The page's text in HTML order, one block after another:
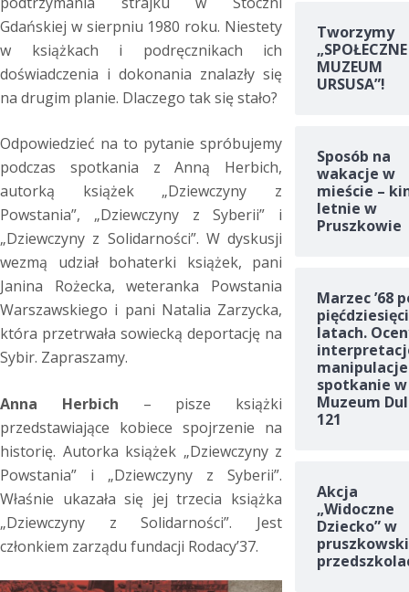
Gdańskiej w sierpniu 1980 roku. Niestety
w książkach i podręcznikach ich
doświadczenia i dokonania znalazły się
na drugim planie. Dlaczego tak się stało?
Odpowiedzieć na to pytanie spróbujemy
podczas spotkania z Anną Herbich,
autorką książek „Dziewczyny z
Powstania”, „Dziewczyny z Syberii” i
„Dziewczyny z Solidarności”. W dyskusji
wezmą udział bohaterki książek, pani
Janina Rożecka, weteranka Powstania
Warszawskiego i pani Natalia Zarzycka,
która przetrwała sowiecką deportację na
Sybir. Zapraszamy.
Anna Herbich – pisze książki
przedstawiające kobiece spojrzenie na
historię. Autorka książek „Dziewczyny z
Powstania” i „Dziewczyny z Syberii”.
Właśnie ukazała się jej trzecia książka
„Dziewczyny z Solidarności”. Jest
członkiem zarządu fundacji Rodacy’37.
Tworzymy
„SPOŁECZNE
MUZEUM
URSUSA”!
Sposób na
wakacje w
mieście –
letnie w
Pruszkowie
Marzec ’68
latach.
spotkanie w
Muzeum
121
Akcja
„Widoczne
Dziecko” w